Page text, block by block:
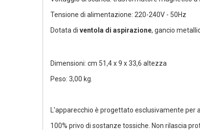
Tensione di alimentazione: 220-240V - 50Hz
Dotata di ventola di aspirazione, gancio
Dimensioni: cm 51,4 x 9 x 33,6 altezza
Peso: 3,00 kg.
L'apparecchio è progettato esclusivamente per
100% privo di sostanze tossiche. Non rilascia